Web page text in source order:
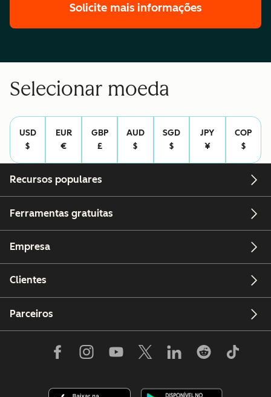
Solicite mais informações
Selecionar moeda
USD
$
EUR
€
GBP
£
AUD
$
SGD
$
JPY
¥
COP
$
Recursos populares
Ferramentas gratuitas
Empresa
Clientes
Parceiros